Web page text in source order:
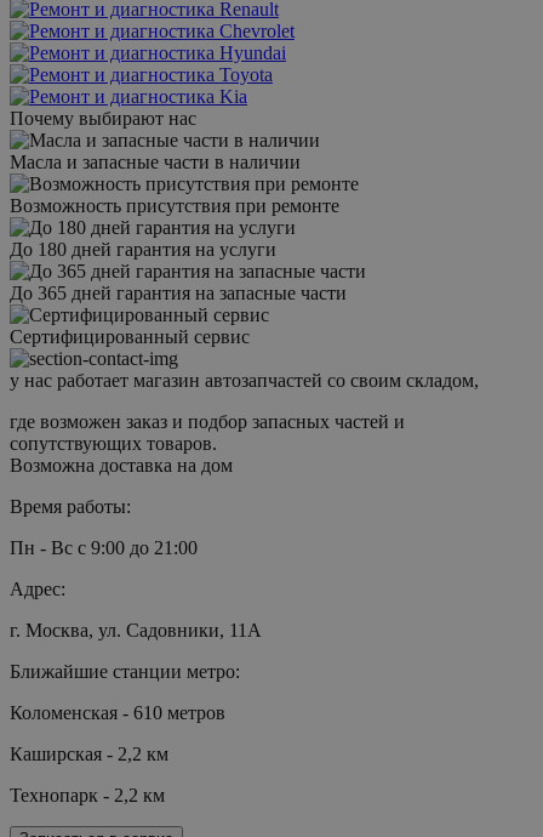
Почему выбирают нас
Масла и запасные части в наличии
Возможность присутствия при ремонте
До 180 дней гарантия на услуги
До 365 дней гарантия на запасные части
Сертифицированный сервис
у нас работает магазин автозапчастей со своим складом,
где возможен заказ и подбор запасных частей и
сопутствующих товаров.
Возможна доставка на дом
Время работы:
Пн - Вс с 9:00 до 21:00
Адрес:
г. Москва, ул. Садовники, 11А
Ближайшие станции метро:
Коломенская - 610 метров
Каширская - 2,2 км
Технопарк - 2,2 км